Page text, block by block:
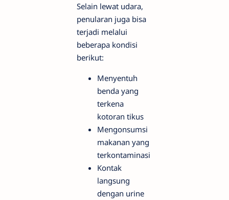
Selain lewat udara,
penularan juga bisa
terjadi melalui
beberapa kondisi
berikut:
Menyentuh
benda yang
terkena
kotoran tikus
Mengonsumsi
makanan yang
terkontaminasi
Kontak
langsung
dengan urine